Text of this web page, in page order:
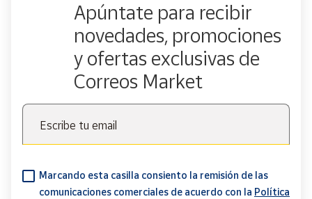
Apúntate para recibir
novedades, promociones
y ofertas exclusivas de
Correos Market
Escribe tu email
Marcando esta casilla consiento la remisión de las
comunicaciones comerciales de acuerdo con la Política